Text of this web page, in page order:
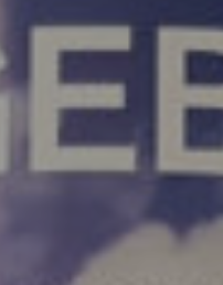
+31 40 281 27 82